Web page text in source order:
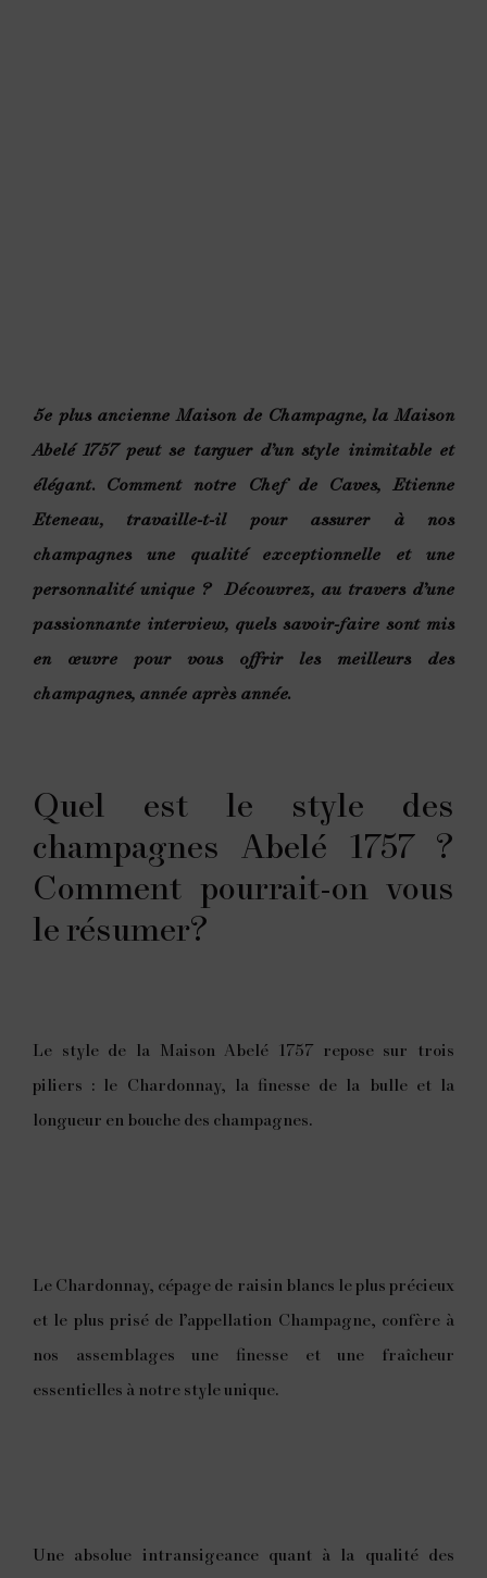
5e plus ancienne Maison de Champagne, la Maison
Abelé 1757 peut se targuer d’un style inimitable et
élégant. Comment notre Chef de Caves, Etienne
Eteneau, travaille-t-il pour assurer à nos
champagnes une qualité exceptionnelle et une
personnalité unique ? Découvrez, au travers d’une
passionnante interview, quels savoir-faire sont mis
en œuvre pour vous offrir les meilleurs des
champagnes, année après année.
Quel est le style des
champagnes Abelé 1757 ?
Comment pourrait-on vous
le résumer?
Le style de la Maison Abelé 1757 repose sur trois
piliers : le Chardonnay, la finesse de la bulle et la
longueur en bouche des champagnes.
Le Chardonnay, cépage de raisin blancs le plus précieux
et le plus prisé de l’appellation Champagne, confère à
nos assemblages une finesse et une fraîcheur
essentielles à notre style unique.
Une absolue intransigeance quant à la qualité des